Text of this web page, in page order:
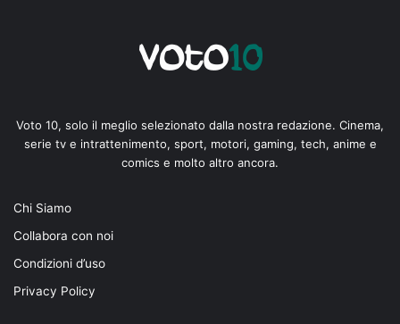
Voto 10, solo il meglio selezionato dalla nostra redazione. Cinema,
serie tv e intrattenimento, sport, motori, gaming, tech, anime e
comics e molto altro ancora.
Chi Siamo
Collabora con noi
Condizioni d’uso
Privacy Policy